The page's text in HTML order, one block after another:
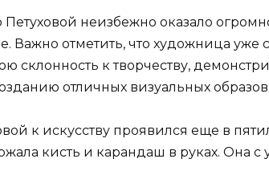
Петуховой неизбежно оказало
Важно отметить, что художница уже
склонность к творчеству,
отличных визуальных образов.
к искусству проявился еще в
кисть и карандаш в руках. Она